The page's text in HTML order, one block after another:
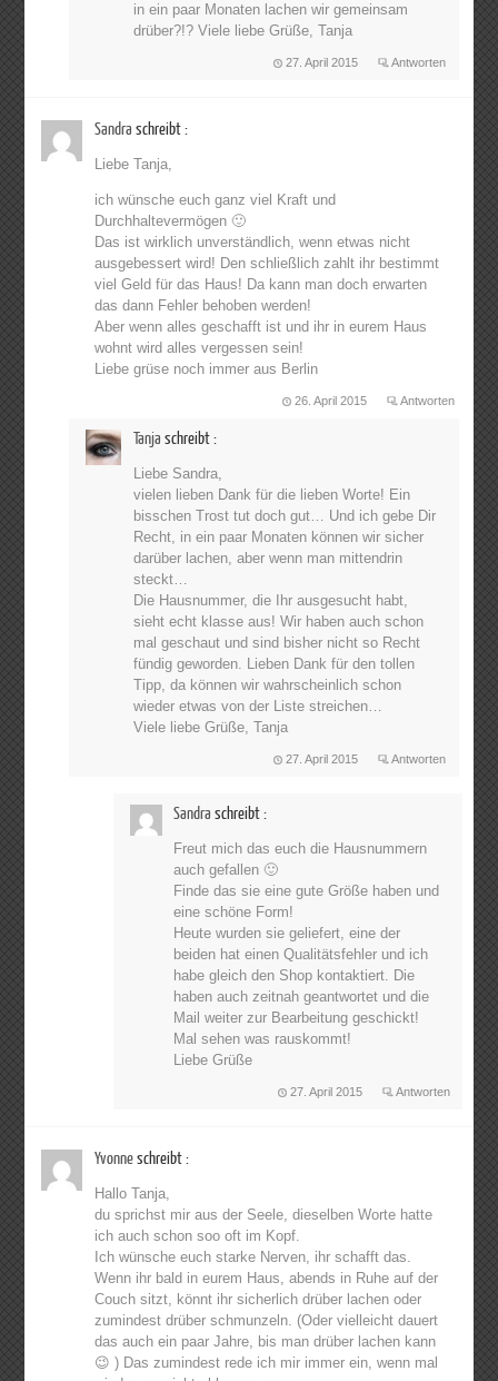
in ein paar Monaten lachen wir gemeinsam
drüber?!? Viele liebe Grüße, Tanja
27. April 2015 Antworten
Sandraschreibt :
Liebe Tanja,
ich wünsche euch ganz viel Kraft und
Durchhaltevermögen 🙂
Das ist wirklich unverständlich, wenn etwas nicht
ausgebessert wird! Den schließlich zahlt ihr bestimmt
viel Geld für das Haus! Da kann man doch erwarten
das dann Fehler behoben werden!
Aber wenn alles geschafft ist und ihr in eurem Haus
wohnt wird alles vergessen sein!
Liebe grüse noch immer aus Berlin
26. April 2015 Antworten
Tanja schreibt :
Liebe Sandra,
vielen lieben Dank für die lieben Worte! Ein
bisschen Trost tut doch gut… Und ich gebe Dir
Recht, in ein paar Monaten können wir sicher
darüber lachen, aber wenn man mittendrin
steckt…
Die Hausnummer, die Ihr ausgesucht habt,
sieht echt klasse aus! Wir haben auch schon
mal geschaut und sind bisher nicht so Recht
fündig geworden. Lieben Dank für den tollen
Tipp, da können wir wahrscheinlich schon
wieder etwas von der Liste streichen…
Viele liebe Grüße, Tanja
27. April 2015 Antworten
Sandra schreibt :
Freut mich das euch die Hausnummern
auch gefallen 🙂
Finde das sie eine gute Größe haben und
eine schöne Form!
Heute wurden sie geliefert, eine der
beiden hat einen Qualitätsfehler und ich
habe gleich den Shop kontaktiert. Die
haben auch zeitnah geantwortet und die
Mail weiter zur Bearbeitung geschickt!
Mal sehen was rauskommt!
Liebe Grüße
27. April 2015 Antworten
Yvonneschreibt :
Hallo Tanja,
du sprichst mir aus der Seele, dieselben Worte hatte
ich auch schon soo oft im Kopf.
Ich wünsche euch starke Nerven, ihr schafft das.
Wenn ihr bald in eurem Haus, abends in Ruhe auf der
Couch sitzt, könnt ihr sicherlich drüber lachen oder
zumindest drüber schmunzeln. (Oder vielleicht dauert
das auch ein paar Jahre, bis man drüber lachen kann
😉 ) Das zumindest rede ich mir immer ein, wenn mal